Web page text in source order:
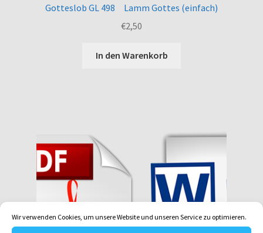
Wir verwenden Cookies, um unsere Website und unseren Service zu optimieren.
Gotteslob GL 498 Lamm Gottes (einfach)
€2,50
In den Warenkorb